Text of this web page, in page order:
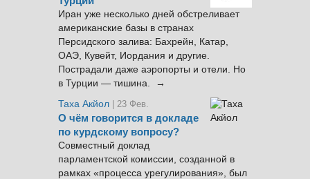
Иран уже несколько дней обстреливает
американские базы в странах
Персидского залива: Бахрейн, Катар,
ОАЭ, Кувейт, Иордания и другие.
Пострадали даже аэропорты и отели. Но
в Турции — тишина. →
Таха Акйол | 23 Фев.
О чём говорится в докладе
по курдскому вопросу?
Совместный доклад
парламентской комиссии, созданной в
рамках «процесса урегулирования», был